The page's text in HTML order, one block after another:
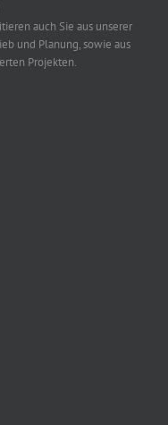
auch Sie aus unserer
und Planung, sowie aus
Projekten.